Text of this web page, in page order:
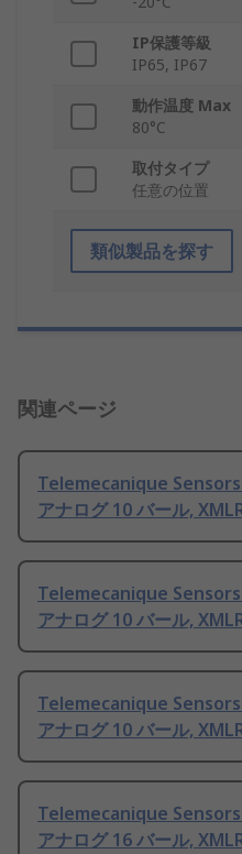
IP保護等級
IP65, IP67
動作温度 Max
80°C
取付タイプ
任意の位置
類似製品を探す
関連ページ
Telemecanique Sensors
アナログ 10 バール,
Telemecanique Sensors
アナログ 10 バール,
Telemecanique Sensors
アナログ 10 バール,
Telemecanique Sensors
アナログ 16 バール,